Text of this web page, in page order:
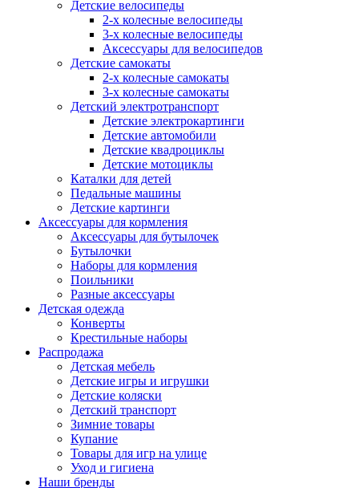
Детские велосипеды
2-х колесные велосипеды
3-х колесные велосипеды
Аксессуары для велосипедов
Детские самокаты
2-х колесные самокаты
3-х колесные самокаты
Детский электротранспорт
Детские электрокартинги
Детские автомобили
Детские квадроциклы
Детские мотоциклы
Каталки для детей
Педальные машины
Детские картинги
Аксессуары для кормления
Аксессуары для бутылочек
Бутылочки
Наборы для кормления
Поильники
Разные аксессуары
Детская одежда
Конверты
Крестильные наборы
Распродажа
Детская мебель
Детские игры и игрушки
Детские коляски
Детский транспорт
Зимние товары
Купание
Товары для игр на улице
Уход и гигиена
Наши бренды